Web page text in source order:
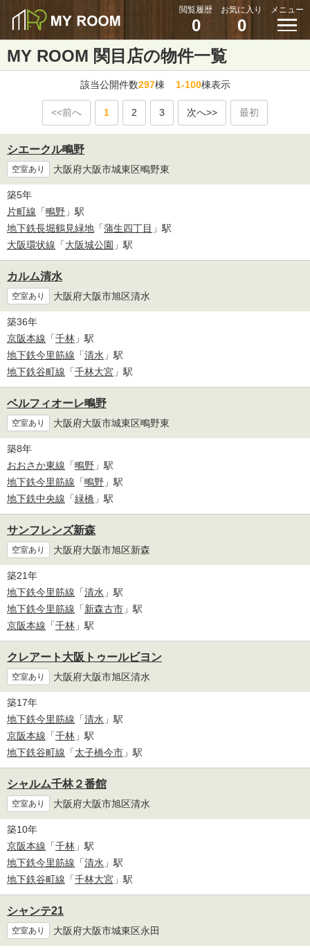
閲覧履歴
0
お気に入り
0
メニュー
MY ROOM 関目店の物件一覧
該当公開件数297棟1-100棟表示
<<前へ 1 2 3 次へ>> 最初
シエークル鴫野
空室あり 大阪府大阪市城東区鴫野東
築5年
片町線 「鴫野 」駅
地下鉄長堀鶴見緑地 「蒲生四丁目 」駅
大阪環状線 「大阪城公園 」駅
カルム清水
空室あり 大阪府大阪市旭区清水
築36年
京阪本線 「千林 」駅
地下鉄今里筋線 「清水 」駅
地下鉄谷町線 「千林大宮 」駅
ベルフィオーレ鴫野
空室あり 大阪府大阪市城東区鴫野東
築8年
おおさか東線 「鴫野 」駅
地下鉄今里筋線 「鴫野 」駅
地下鉄中央線 「緑橋 」駅
サンフレンズ新森
空室あり 大阪府大阪市旭区新森
築21年
地下鉄今里筋線 「清水 」駅
地下鉄今里筋線 「新森古市 」駅
京阪本線 「千林 」駅
クレアート大阪トゥールビヨン
空室あり 大阪府大阪市旭区清水
築17年
地下鉄今里筋線 「清水 」駅
京阪本線 「千林 」駅
地下鉄谷町線 「太子橋今市 」駅
シャルム千林２番館
空室あり 大阪府大阪市旭区清水
築10年
京阪本線 「千林 」駅
地下鉄今里筋線 「清水 」駅
地下鉄谷町線 「千林大宮 」駅
シャンテ21
空室あり 大阪府大阪市城東区永田